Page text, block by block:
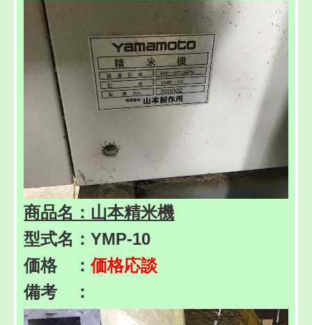
商品名：山本精米機
型式名：YMP-10
価格 ：価格応談
備考 ：